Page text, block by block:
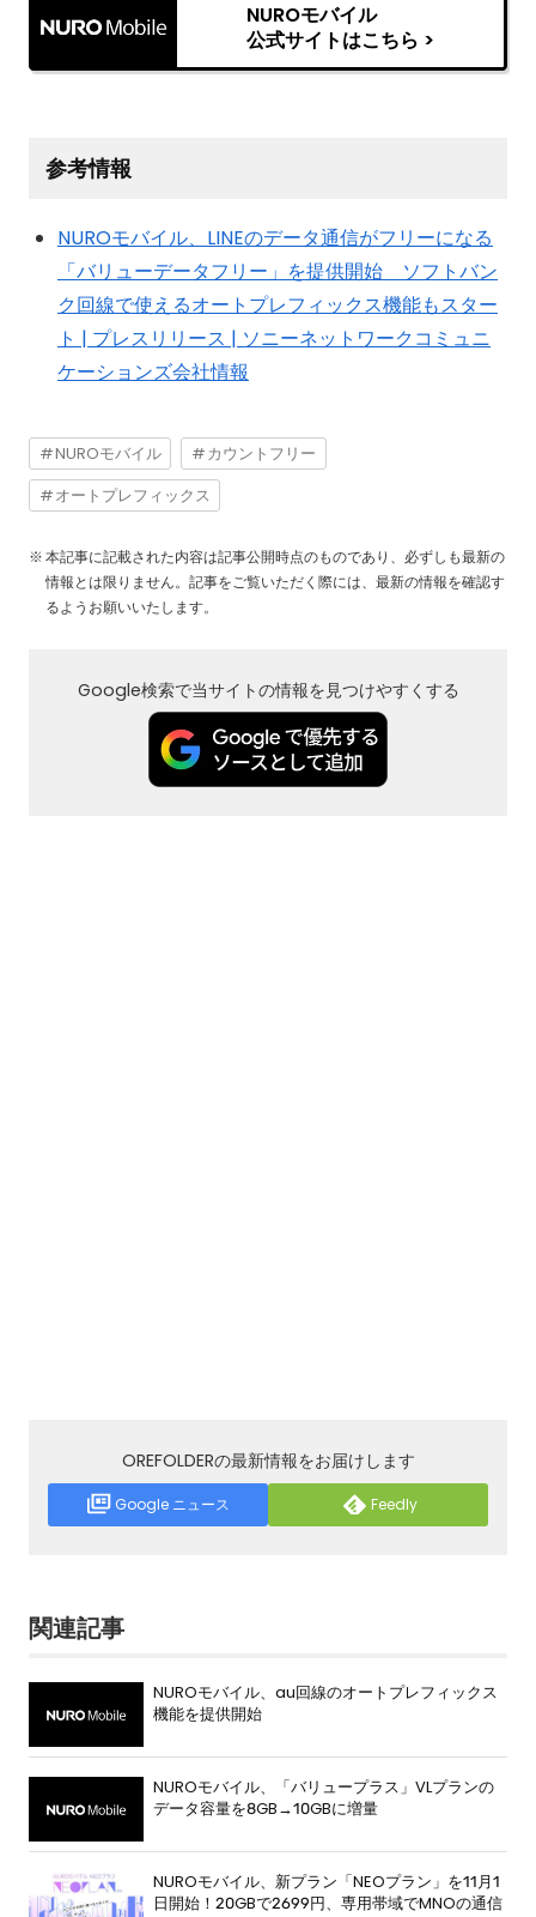
NUROモバイル
公式サイトはこちら >
参考情報
NUROモバイル、LINEのデータ通信がフリーになる
「バリューデータフリー」を提供開始 ソフトバン
ク回線で使えるオートプレフィックス機能もスター
ト | プレスリリース | ソニーネットワークコミュニ
ケーションズ会社情報
NUROモバイル カウントフリー
オートプレフィックス
本記事に記載された内容は記事公開時点のものであり、必ずしも最新の
情報とは限りません。記事をご覧いただく際には、最新の情報を確認す
るようお願いいたします。
Google検索で当サイトの情報を見つけやすくする
OREFOLDERの最新情報をお届けします
Google ニュース Feedly
関連記事
NUROモバイル、au回線のオートプレフィックス
機能を提供開始
NUROモバイル、「バリュープラス」VLプランの
データ容量を8GB→10GBに増量
NUROモバイル、新プラン「NEOプラン」を11月1
日開始！20GBで2699円、専用帯域でMNOの通信